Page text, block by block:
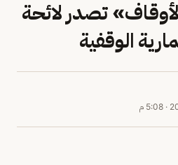
تصدر لائحة
الوقفية
· 5:08 م